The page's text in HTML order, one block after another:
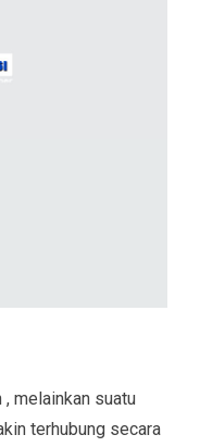
, melainkan suatu
terhubung secara